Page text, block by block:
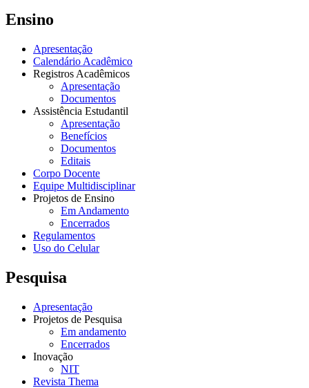
Ensino
Apresentação
Calendário Acadêmico
Registros Acadêmicos
Apresentação
Documentos
Assistência Estudantil
Apresentação
Benefícios
Documentos
Editais
Corpo Docente
Equipe Multidisciplinar
Projetos de Ensino
Em Andamento
Encerrados
Regulamentos
Uso do Celular
Pesquisa
Apresentação
Projetos de Pesquisa
Em andamento
Encerrados
Inovação
NIT
Revista Thema